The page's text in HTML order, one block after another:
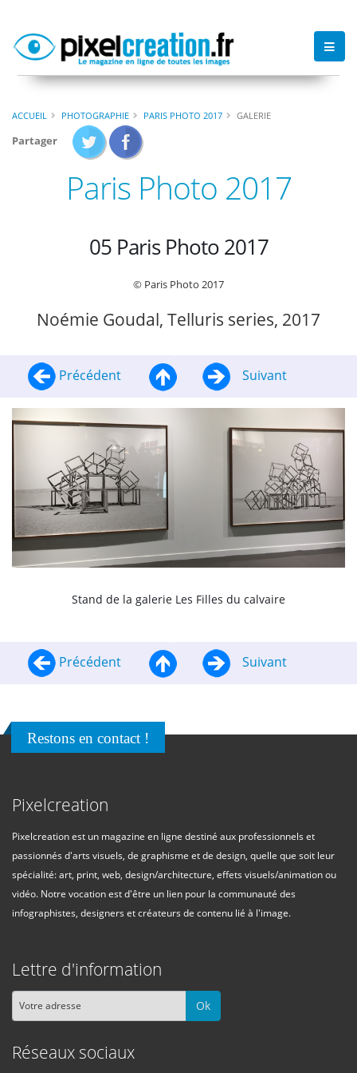
ACCUEIL PHOTOGRAPHIE PARIS PHOTO 2017 GALERIE
Partager
Paris Photo 2017
05 Paris Photo 2017
© Paris Photo 2017
Noémie Goudal, Telluris series, 2017
Précédent Suivant
Stand de la galerie Les Filles du calvaire
Précédent Suivant
Restons en contact !
Pixelcreation
Pixelcreation est un magazine en ligne destiné aux professionnels et
passionnés d'arts visuels, de graphisme et de design, quelle que soit leur
spécialité: art, print, web, design/architecture, effets visuels/animation ou
vidéo. Notre vocation est d'être un lien pour la communauté des
infographistes, designers et créateurs de contenu lié à l'image.
Lettre d'information
Ok
Réseaux sociaux